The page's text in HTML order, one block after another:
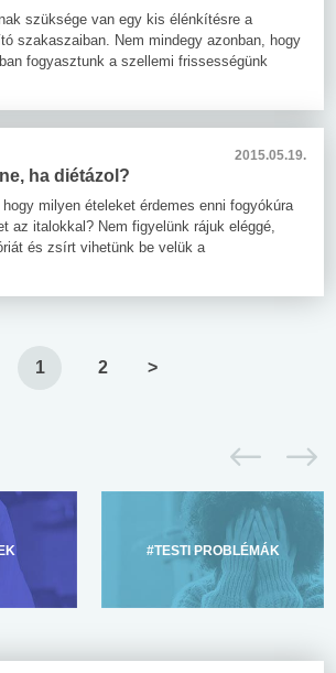
szüksége van egy kis élénkítésre a
szakaszaiban. Nem mindegy azonban, hogy
fogyasztunk a szellemi frissességünk
2015.05.19.
ha diétázol?
milyen ételeket érdemes enni fogyókúra
az italokkal? Nem figyelünk rájuk eléggé,
és zsírt vihetünk be velük a
1 2 >
#TESTI PROBLÉMÁK